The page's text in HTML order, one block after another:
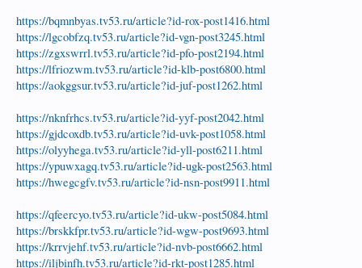
https://bqmnbyas.tv53.ru/article?id-rox-post1416.html
https://lgcobfzq.tv53.ru/article?id-vgn-post3245.html
https://zgxswrrl.tv53.ru/article?id-pfo-post2194.html
https://lfriozwm.tv53.ru/article?id-klb-post6800.html
https://aokggsur.tv53.ru/article?id-juf-post1262.html
https://nknfrhcs.tv53.ru/article?id-yyf-post2042.html
https://gjdcoxdb.tv53.ru/article?id-uvk-post1058.html
https://olyyhega.tv53.ru/article?id-yll-post6211.html
https://ypuwxagq.tv53.ru/article?id-ugk-post2563.html
https://hwegcgfv.tv53.ru/article?id-nsn-post9911.html
https://qfeercyo.tv53.ru/article?id-ukw-post5084.html
https://brskkfpr.tv53.ru/article?id-wgw-post9693.html
https://krrvjehf.tv53.ru/article?id-nvb-post6662.html
https://iljbinfh.tv53.ru/article?id-rkt-post1285.html